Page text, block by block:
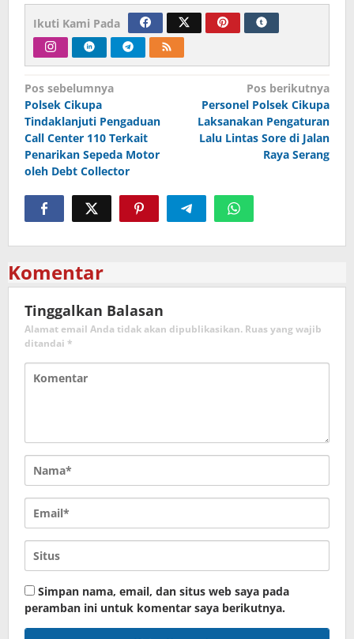
Ikuti Kami Pada
Navigasi
pos
Pos sebelumnya
Polsek Cikupa
Tindaklanjuti Pengaduan
Call Center 110 Terkait
Penarikan Sepeda Motor
oleh Debt Collector
Pos berikutnya
Personel Polsek Cikupa
Laksanakan Pengaturan
Lalu Lintas Sore di Jalan
Raya Serang
Komentar
Tinggalkan Balasan
Alamat email Anda tidak akan dipublikasikan. Ruas yang wajib
ditandai *
Simpan nama, email, dan situs web saya pada
peramban ini untuk komentar saya berikutnya.